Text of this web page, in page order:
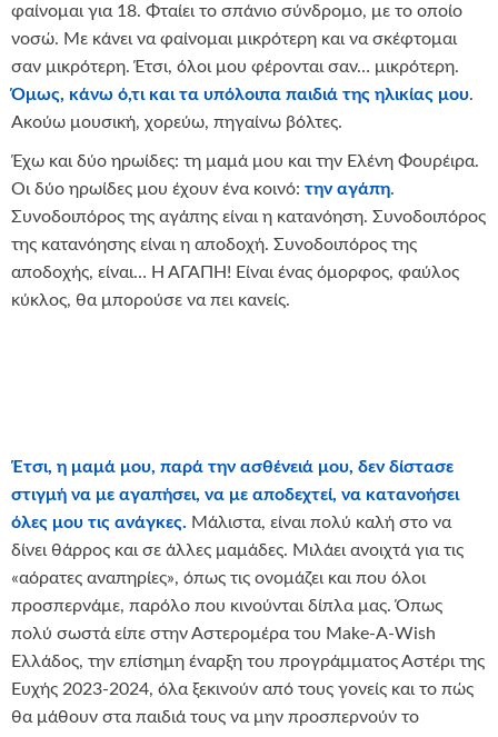
φαίνομαι για 18. Φταίει το σπάνιο σύνδρομο, με το οποίο
νοσώ. Με κάνει να φαίνομαι μικρότερη και να σκέφτομαι
σαν μικρότερη. Έτσι, όλοι μου φέρονται σαν… μικρότερη.
Όμως, κάνω ό,τι και τα υπόλοιπα παιδιά της ηλικίας μου.
Ακούω μουσική, χορεύω, πηγαίνω βόλτες.
Έχω και δύο ηρωίδες: τη μαμά μου και την Ελένη Φουρέιρα.
Οι δύο ηρωίδες μου έχουν ένα κοινό: την αγάπη.
Συνοδοιπόρος της αγάπης είναι η κατανόηση. Συνοδοιπόρος
της κατανόησης είναι η αποδοχή. Συνοδοιπόρος της
αποδοχής, είναι… Η ΑΓΑΠΗ! Είναι ένας όμορφος, φαύλος
κύκλος, θα μπορούσε να πει κανείς.
Έτσι, η μαμά μου, παρά την ασθένειά μου, δεν δίστασε
στιγμή να με αγαπήσει, να με αποδεχτεί, να κατανοήσει
όλες μου τις ανάγκες. Μάλιστα, είναι πολύ καλή στο να
δίνει θάρρος και σε άλλες μαμάδες. Μιλάει ανοιχτά για τις
«αόρατες αναπηρίες», όπως τις ονομάζει και που όλοι
προσπερνάμε, παρόλο που κινούνται δίπλα μας. Όπως
πολύ σωστά είπε στην Αστερομέρα του Make-A-Wish
Ελλάδος, την επίσημη έναρξη του προγράμματος Αστέρι της
Ευχής 2023-2024, όλα ξεκινούν από τους γονείς και το πώς
θα μάθουν στα παιδιά τους να μην προσπερνούν το